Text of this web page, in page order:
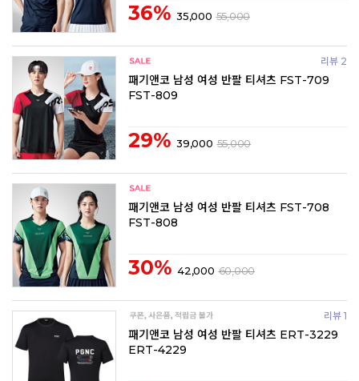
36% 35,000 55,000
리뷰 2
패기앤코 남성 여성 반팔 티셔츠 FST-709
FST-809
29% 39,000 55,000
패기앤코 남성 여성 반팔 티셔츠 FST-708
FST-808
30% 42,000 60,000
리뷰 1
패기앤코 남성 여성 반팔 티셔츠 ERT-3229
ERT-4229